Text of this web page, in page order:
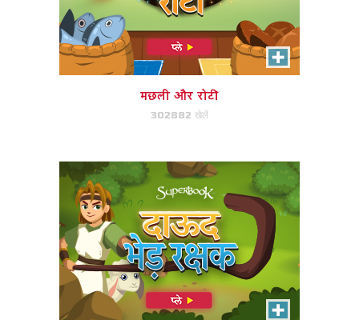
मछली और रोटी
302882 खेलें
दाऊद, भेड़ रक्षक
शेरों और भालुओं पर अपने हमले को
निर्देशित करके दाऊद अपनी भेड़ों की रक्षा
बाइबिल एक्सप्लोरर
अपनी सोच टोपी पहने और देखें कि क्या